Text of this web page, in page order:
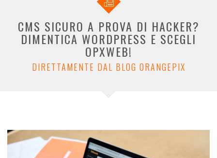
CMS SICURO A PROVA DI HACKER?
DIMENTICA WORDPRESS E SCEGLI
OPXWEB!
DIRETTAMENTE DAL BLOG ORANGEPIX